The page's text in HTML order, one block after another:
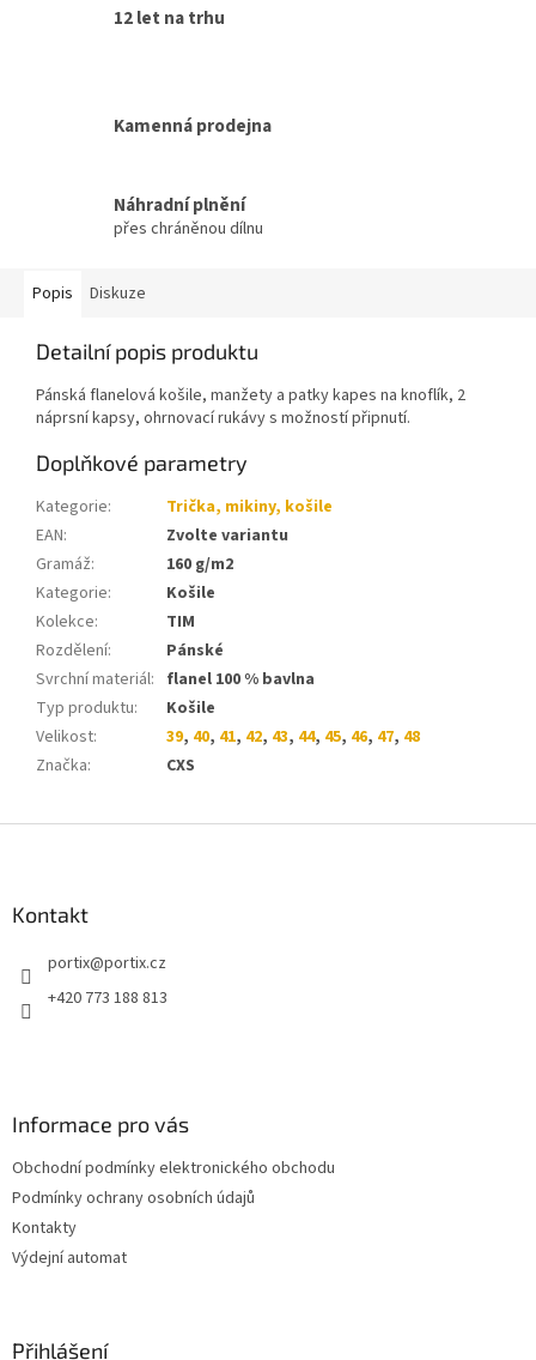
12 let na trhu
Kamenná prodejna
Náhradní plnění
přes chráněnou dílnu
Popis Diskuze
Detailní popis produktu
Pánská flanelová košile, manžety a patky kapes na knoflík, 2
náprsní kapsy, ohrnovací rukávy s možností připnutí.
Doplňkové parametry
Kategorie:
Trička, mikiny, košile
EAN:
Zvolte variantu
Gramáž:
160 g/m2
Kategorie:
Košile
Kolekce:
TIM
Rozdělení:
Pánské
Svrchní materiál: flanel 100 % bavlna
Typ produktu:
Košile
Velikost: 39, 40, 41, 42, 43, 44, 45, 46, 47, 48
Značka: CXS
Kontakt
portix@portix.cz
+420 773 188 813
Informace pro vás
Obchodní podmínky elektronického obchodu
Podmínky ochrany osobních údajů
Kontakty
Výdejní automat
Přihlášení